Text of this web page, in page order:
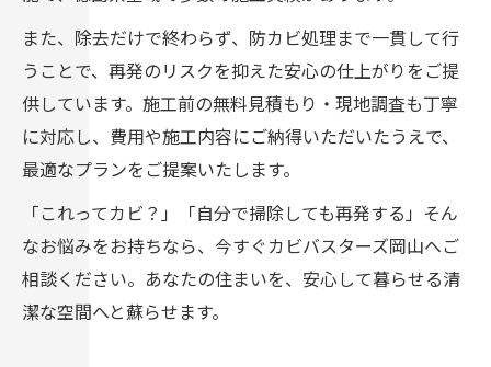
また、除去だけで終わらず、防カビ処理まで一貫して行
うことで、再発のリスクを抑えた安心の仕上がりをご提
供しています。施工前の無料見積もり・現地調査も丁寧
に対応し、費用や施工内容にご納得いただいたうえで、
最適なプランをご提案いたします。
「これってカビ？」「自分で掃除しても再発する」そん
なお悩みをお持ちなら、今すぐカビバスターズ岡山へご
相談ください。あなたの住まいを、安心して暮らせる清
潔な空間へと蘇らせます。